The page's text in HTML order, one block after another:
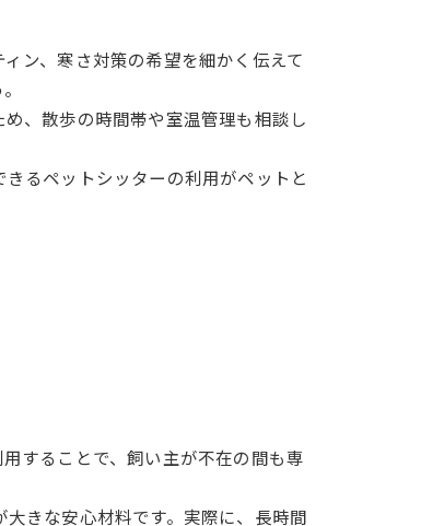
ン、寒さ対策の希望を細かく伝えて
、散歩の時間帯や室温管理も相談し
るペットシッターの利用がペットと
することで、飼い主が不在の間も専
きな安心材料です。実際に、長時間